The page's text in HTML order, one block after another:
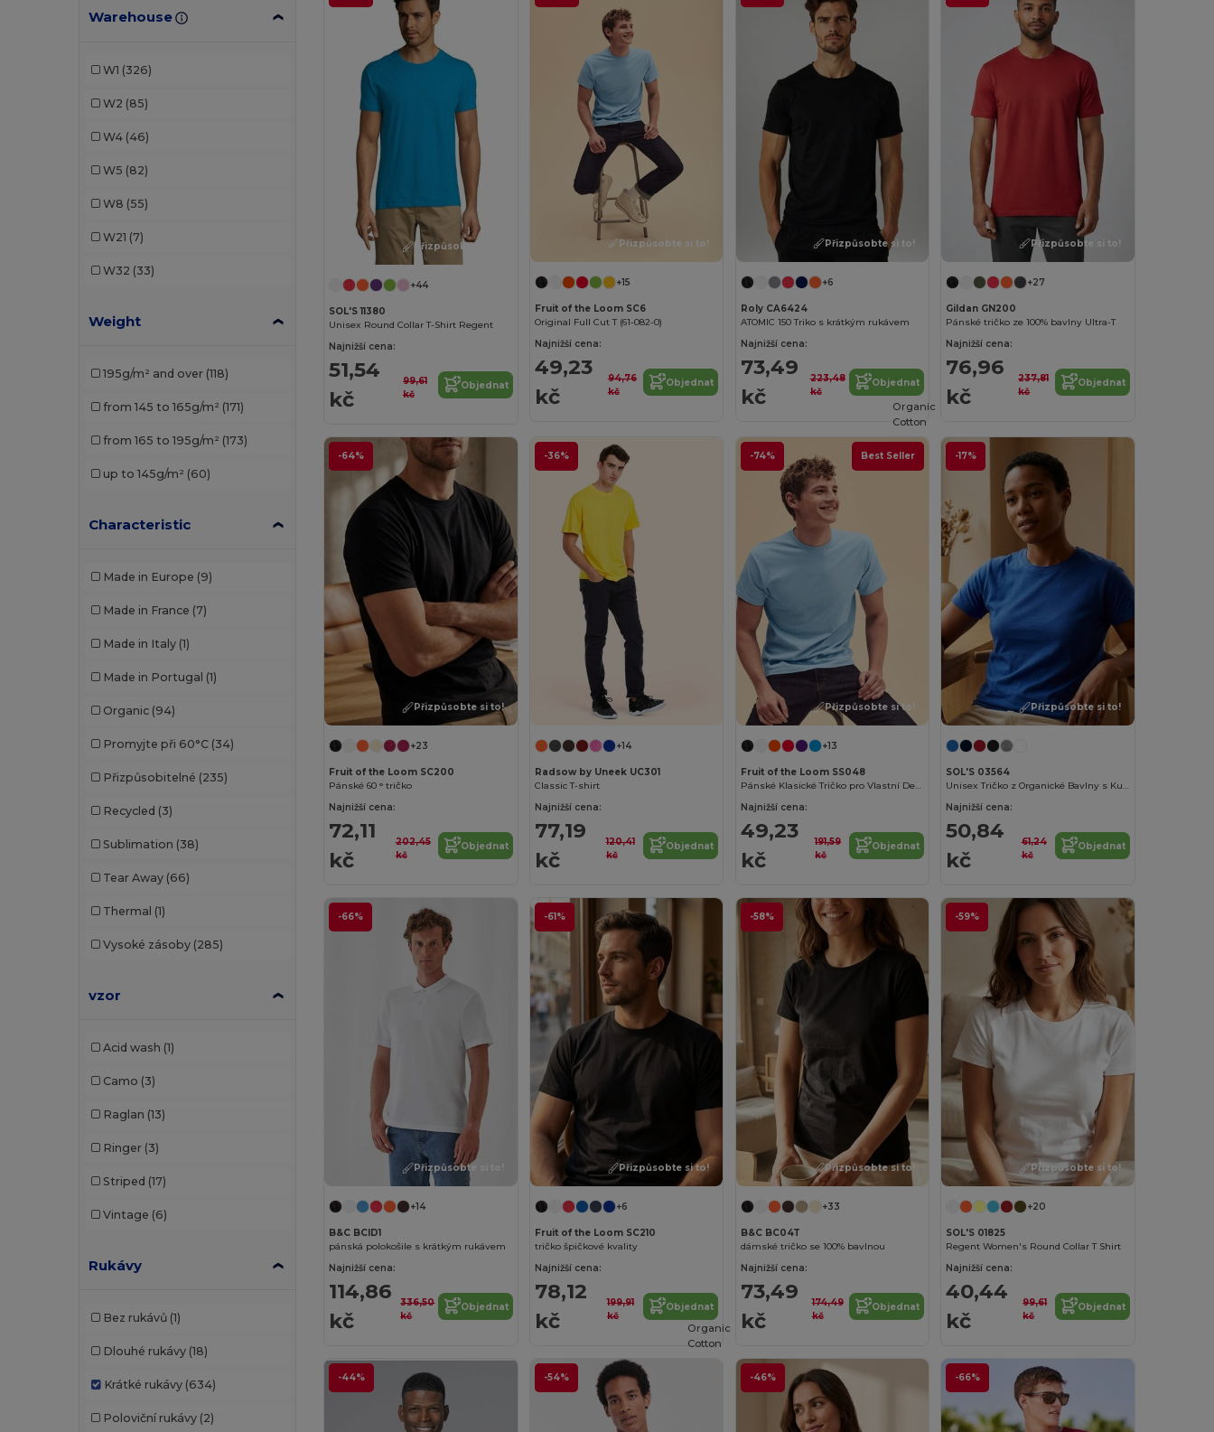
Bella+Canvas (4)
Fruit of the Loom
Just T's (2)
Promodoro
(2)
Rimeck (4)
Roly (45)
Roly Sport
RTP Apparel
Russell (26)
Russell Collection
SF Men (2)
SF Mini (1)
SF Women (1)
Skinnifit (6)
Warehouse
W1 (326)
W2 (85)
W4 (46)
W5 (82)
W8 (55)
W21 (7)
W32 (33)
Weight
195g/m² and over (118)
from 145 to 165g/m² (171)
from 165 to 195g/m² (173)
up to 145g/m² (60)
Characteristic
Made in Europe (9)
Made in France (7)
Made in Italy (1)
Made in Portugal (1)
Organic (94)
Promyjte při 60°C (34)
Přizpůsobitelné (235)
Recycled (3)
Sublimation (38)
Tear Away (66)
Thermal (1)
Vysoké zásoby (285)
vzor
Acid wash (1)
Camo (3)
Raglan (13)
Ringer (3)
Striped (17)
Vintage (6)
Rukávy
Bez rukávů (1)
Dlouhé rukávy (18)
Krátké rukávy (634)
Poloviční rukávy (2)
Přizpůsobte si to!
+44
SOL'S 11380
Unisex Round Collar T-Shirt Regent
Najnižší cena:
51,54
kč
99,61
kč
Objednat
Přizpůsobte si to!
+15
Fruit of the Loom SC6
Original Full Cut T (61-082-0)
Najnižší cena:
49,23
kč
94,76
kč
Objednat
Přizpůsobte si to!
+6
Roly CA6424
ATOMIC 150 Triko s krátkým rukávem
Najnižší cena:
73,49
kč
223,48
kč
Objednat
Přizpůsobte si to!
+27
Gildan GN200
Pánské tričko ze 100% bavlny Ultra-T
Najnižší cena:
76,96
kč
237,81
kč
Objednat
-64%
Přizpůsobte si to!
+23
Fruit of the Loom SC200
Pánské 60 ° tričko
Najnižší cena:
72,11
kč
202,45
kč
Objednat
-36%
+14
Radsow by Uneek UC301
Classic T-shirt
Najnižší cena:
77,19
kč
120,41
kč
Objednat
-74% Best Seller
Přizpůsobte si to!
+13
Fruit of the Loom SS048
Pánské Klasické Tričko pro Vlastní Design
Najnižší cena:
49,23
kč
191,59
kč
Objednat
-17%
Organic
Cotton
Přizpůsobte si to!
SOL'S 03564
Unisex Tričko z Organické Bavlny s Kulatým Výstřihem
Najnižší cena:
50,84
kč
61,24
kč
Objednat
-66%
Přizpůsobte si to!
+14
B&C BCID1
pánská polokošile s krátkým rukávem
Najnižší cena:
114,86
kč
336,50
kč
Objednat
-61%
Přizpůsobte si to!
+6
Fruit of the Loom SC210
tričko špičkové kvality
Najnižší cena:
78,12
kč
199,91
kč
Objednat
-58%
Přizpůsobte si to!
+33
B&C BC04T
dámské tričko se 100% bavlnou
Najnižší cena:
73,49
kč
174,49
kč
Objednat
-59%
Přizpůsobte si to!
+20
SOL'S 01825
Regent Women's Round Collar T Shirt
Najnižší cena:
40,44
kč
99,61
kč
Objednat
-44% -54% -46%
Organic
Cotton
-66%
Máte
245Kč slevu!
Chcete získat slevu? Řekněte nám, pro
koho nakupujete?
Osobní
Firemní
Ne, děkuji